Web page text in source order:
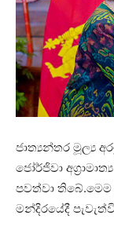
ජාත්‍යන්තර මූල්‍ය
ජෝර්ජිවා
පවත්වා
මන්දිරයේදී